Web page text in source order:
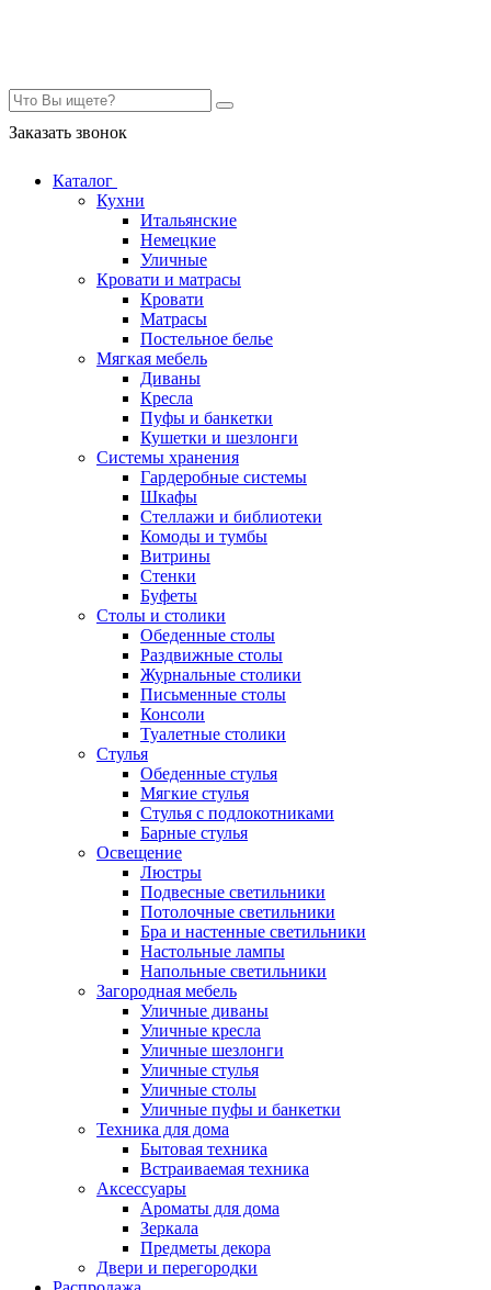
Заказать звонок
Каталог
Кухни
Итальянские
Немецкие
Уличные
Кровати и матрасы
Кровати
Матрасы
Постельное белье
Мягкая мебель
Диваны
Кресла
Пуфы и банкетки
Кушетки и шезлонги
Системы хранения
Гардеробные системы
Шкафы
Стеллажи и библиотеки
Комоды и тумбы
Витрины
Стенки
Буфеты
Столы и столики
Обеденные столы
Раздвижные столы
Журнальные столики
Письменные столы
Консоли
Туалетные столики
Стулья
Обеденные стулья
Мягкие стулья
Стулья с подлокотниками
Барные стулья
Освещение
Люстры
Подвесные светильники
Потолочные светильники
Бра и настенные светильники
Настольные лампы
Напольные светильники
Загородная мебель
Уличные диваны
Уличные кресла
Уличные шезлонги
Уличные стулья
Уличные столы
Уличные пуфы и банкетки
Техника для дома
Бытовая техника
Встраиваемая техника
Аксессуары
Ароматы для дома
Зеркала
Предметы декора
Двери и перегородки